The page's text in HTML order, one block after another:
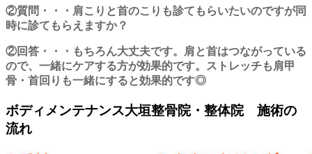
②質問・・・肩こりと首のこりも診てもらいたいのですが同
時に診てもらえますか？
②回答・・・もちろん大丈夫です。肩と首はつながっている
ので、一緒にケアする方が効果的です。ストレッチも肩甲
骨・首回りも一緒にすると効果的です◎
ボディメンテナンス大垣整骨院・整体院 施術の
流れ